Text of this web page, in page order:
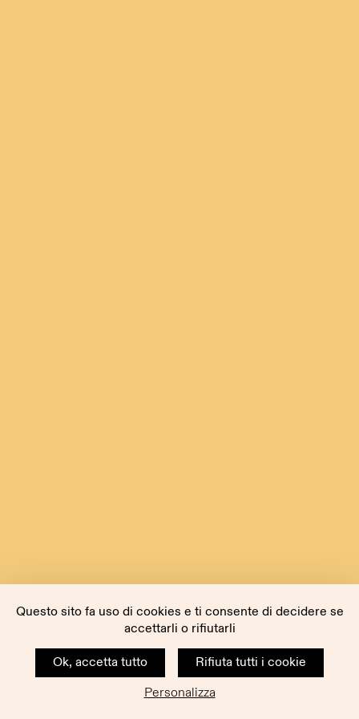
Questo sito fa uso di cookies e ti consente di decidere se
accettarli o rifiutarli
Ok, accetta tutto
Rifiuta tutti i cookie
Personalizza